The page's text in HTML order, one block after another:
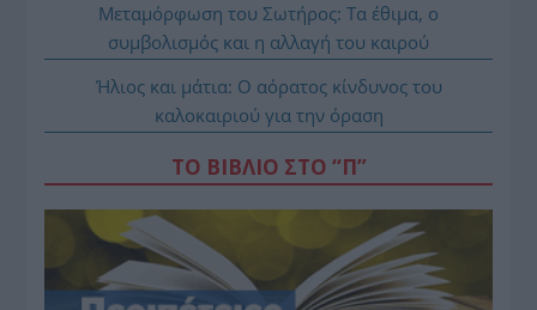
Μεταμόρφωση του Σωτήρος: Τα έθιμα, ο
συμβολισμός και η αλλαγή του καιρού
Ήλιος και μάτια: Ο αόρατος κίνδυνος του
καλοκαιριού για την όραση
ΤΟ ΒΙΒΛΙΟ ΣΤΟ “Π”